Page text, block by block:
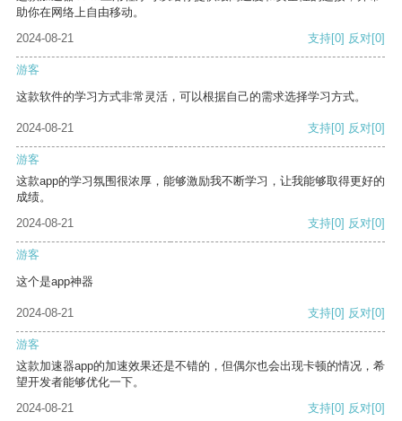
助你在网络上自由移动。
2024-08-21
支持[0] 反对[0]
游客
这款软件的学习方式非常灵活，可以根据自己的需求选择学习方式。
2024-08-21 支持[0] 反对[0]
游客
这款app的学习氛围很浓厚，能够激励我不断学习，让我能够取得更好的
成绩。
2024-08-21
支持[0] 反对[0]
游客
这个是app神器
2024-08-21 支持[0] 反对[0]
游客
这款加速器app的加速效果还是不错的，但偶尔也会出现卡顿的情况，希
望开发者能够优化一下。
2024-08-21
支持[0] 反对[0]